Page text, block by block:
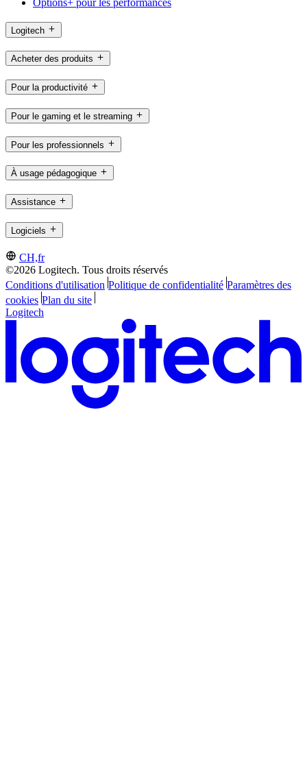
Options+ pour les performances
Logitech
Acheter des produits
Pour la productivité
Pour le gaming et le streaming
Pour les professionnels
À usage pédagogique
Assistance
Logiciels
CH,fr
©2026 Logitech. Tous droits réservés
Conditions d'utilisation Politique de confidentialité Paramètres des
cookies Plan du site
Logitech